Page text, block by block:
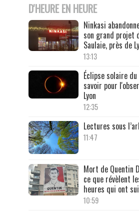
D'HEURE EN HEURE
Ninkasi
son grand projet
Saulaie, près de
13:13
Éclipse solaire
savoir pour
Lyon
12:35
Lectures sous
11:47
Mort de Quentin
ce que révèlent
heures qui ont
10:59